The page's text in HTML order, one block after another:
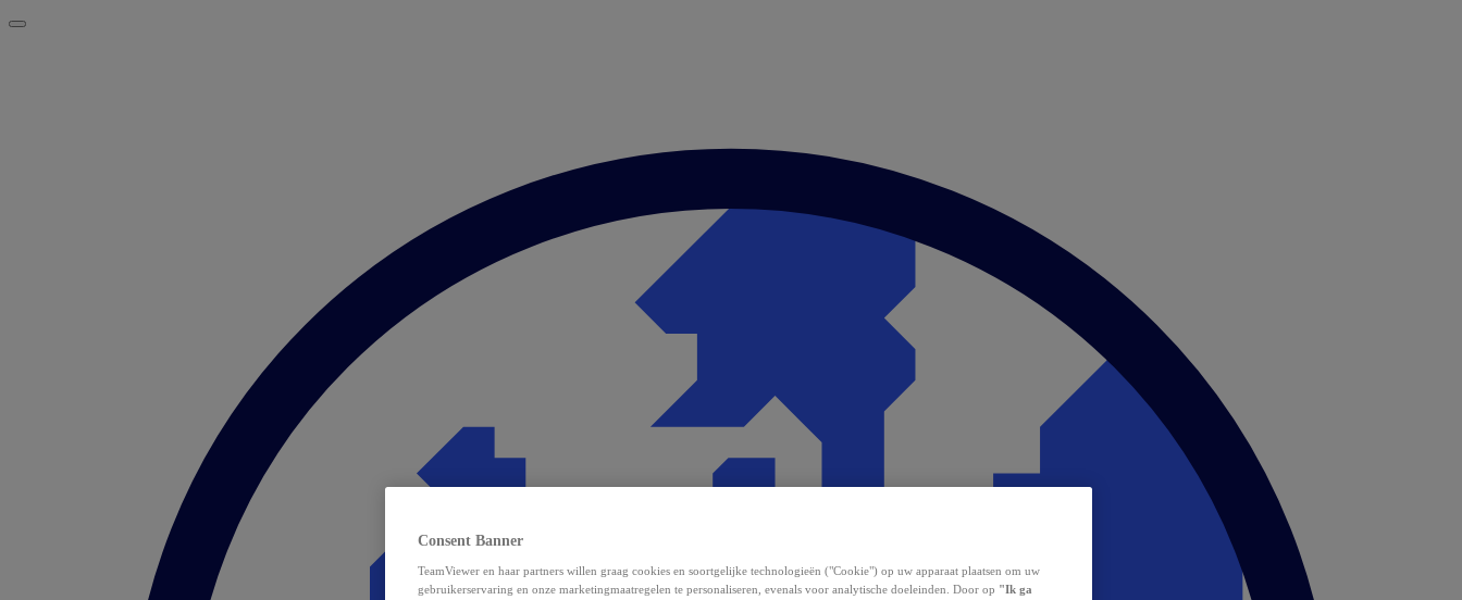
Consent Banner
TeamViewer en haar partners willen graag cookies en soortgelijke technologieën ("Cookie") op uw apparaat plaatsen om uw
gebruikerservaring en onze marketingmaatregelen te personaliseren, evenals voor analytische doeleinden. Door op "Ik ga